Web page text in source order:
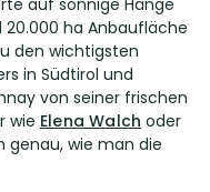
auf sonnige Hänge
20.000 ha Anbaufläche
den wichtigsten
in Südtirol und
von seiner frischen
wie Elena Walch oder
genau, wie man die